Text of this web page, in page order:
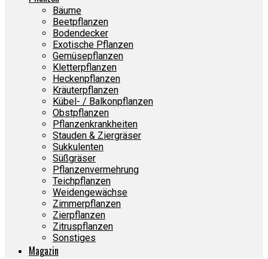
Bäume
Beetpflanzen
Bodendecker
Exotische Pflanzen
Gemüsepflanzen
Kletterpflanzen
Heckenpflanzen
Kräuterpflanzen
Kübel- / Balkonpflanzen
Obstpflanzen
Pflanzenkrankheiten
Stauden & Ziergräser
Sukkulenten
Süßgräser
Pflanzenvermehrung
Teichpflanzen
Weidengewächse
Zimmerpflanzen
Zierpflanzen
Zitruspflanzen
Sonstiges
Magazin